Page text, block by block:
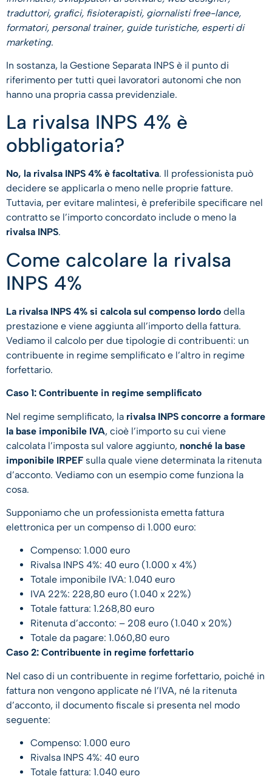
traduttori, grafici, fisioterapisti, giornalisti free-lance,
formatori, personal trainer, guide turistiche, esperti di
marketing.
In sostanza, la Gestione Separata INPS è il punto di
riferimento per tutti quei lavoratori autonomi che non
hanno una propria cassa previdenziale.
La rivalsa INPS 4% è
obbligatoria?
No, la rivalsa INPS 4% è facoltativa. Il professionista può
decidere se applicarla o meno nelle proprie fatture.
Tuttavia, per evitare malintesi, è preferibile specificare nel
contratto se l’importo concordato include o meno la
rivalsa INPS.
Come calcolare la rivalsa
INPS 4%
La rivalsa INPS 4% si calcola sul compenso lordo della
prestazione e viene aggiunta all’importo della fattura.
Vediamo il calcolo per due tipologie di contribuenti: un
contribuente in regime semplificato e l’altro in regime
forfettario.
Caso 1: Contribuente in regime semplificato
Nel regime semplificato, la rivalsa INPS concorre a formare
la base imponibile IVA, cioè l’importo su cui viene
calcolata l’imposta sul valore aggiunto, nonché la base
imponibile IRPEF sulla quale viene determinata la ritenuta
d’acconto. Vediamo con un esempio come funziona la
cosa.
Supponiamo che un professionista emetta fattura
elettronica per un compenso di 1.000 euro:
Compenso: 1.000 euro
Rivalsa INPS 4%: 40 euro (1.000 x 4%)
Totale imponibile IVA: 1.040 euro
IVA 22%: 228,80 euro (1.040 x 22%)
Totale fattura: 1.268,80 euro
Ritenuta d’acconto: – 208 euro (1.040 x 20%)
Totale da pagare: 1.060,80 euro
Caso 2: Contribuente in regime forfettario
Nel caso di un contribuente in regime forfettario, poiché in
fattura non vengono applicate né l’IVA, né la ritenuta
d’acconto, il documento fiscale si presenta nel modo
seguente:
Compenso: 1.000 euro
Rivalsa INPS 4%: 40 euro
Totale fattura: 1.040 euro